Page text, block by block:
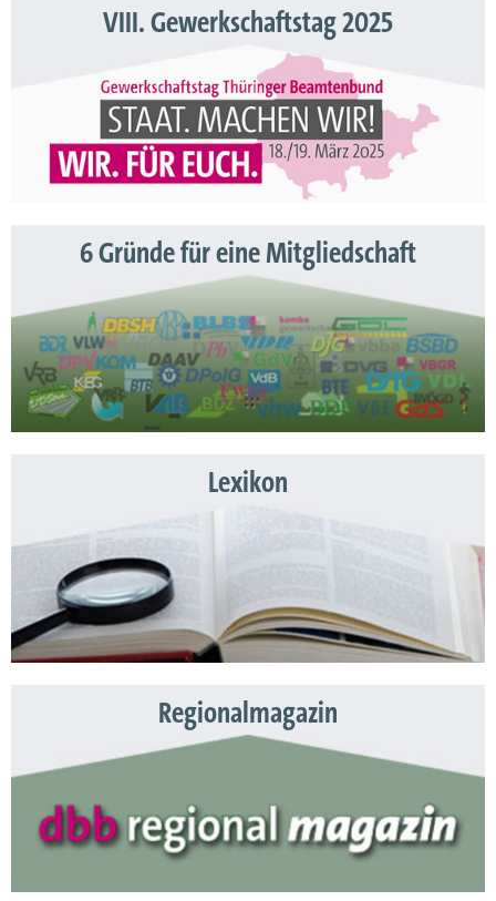
VIII. Gewerkschaftstag 2025
6 Gründe für eine Mitgliedschaft
Lexikon
Regionalmagazin